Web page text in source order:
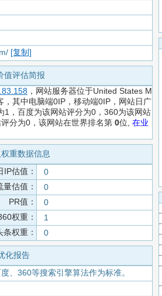
[复制]
值评估简报
，网站服务器位于United States M
其中电脑端0IP，移动端0IP，网站日广
1，百度为该网站评分为0，360为该网站
分为0，该网站在世界排名第 0位, 在业
重数据信息
IP估值：
0
量估值：
0
PR值：
0
权重：
1
条权重： 0
化报告
、360等搜索引擎算法作为标准。